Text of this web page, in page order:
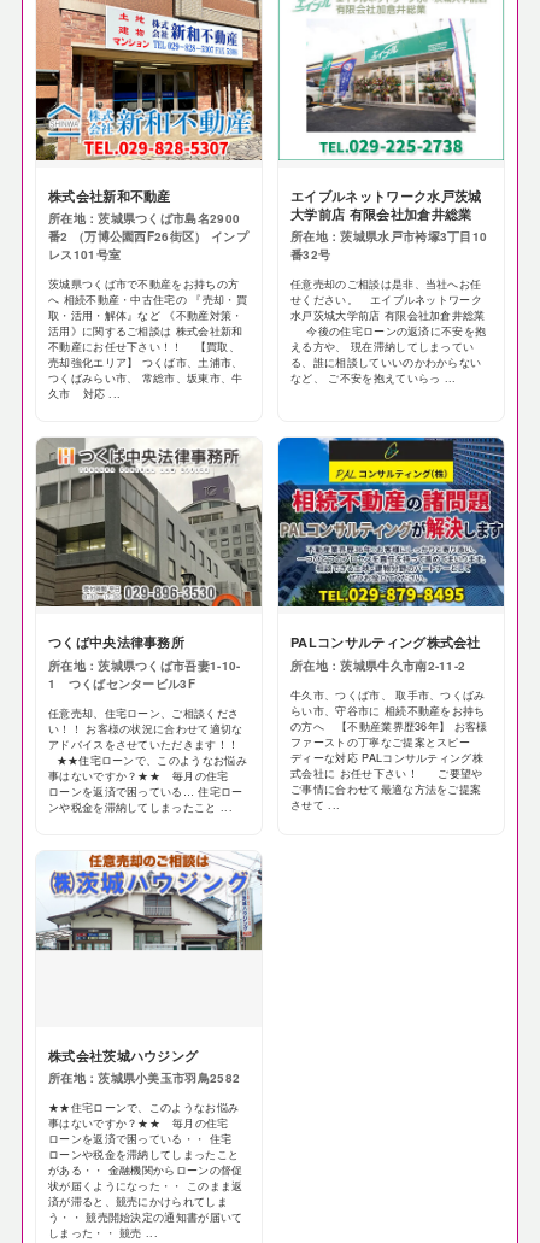
株式会社新和不動産
所在地：茨城県つくば市島名2900
番2 （万博公園西F26街区） インプ
レス101号室
茨城県つくば市で不動産をお持ちの方
へ 相続不動産・中古住宅の 『売却・買
取・活用・解体』など 《不動産対策・
活用》に関するご相談は 株式会社新和
不動産にお任せ下さい！！ 【買取、
売却強化エリア】 つくば市、土浦市、
つくばみらい市、 常総市、坂東市、牛
久市 対応 ...
エイブルネットワーク水戸茨城
大学前店 有限会社加倉井総業
所在地：茨城県水戸市袴塚3丁目10
番32号
任意売却のご相談は是非、当社へお任
せください。 エイブルネットワーク
水戸茨城大学前店 有限会社加倉井総業
今後の住宅ローンの返済に不安を抱
える方や、 現在滞納してしまってい
る、誰に相談していいのかわからない
など、 ご不安を抱えていらっ ...
つくば中央法律事務所
所在地：茨城県つくば市吾妻1-10-
1 つくばセンタービル3F
任意売却、住宅ローン、ご相談くださ
い！！ お客様の状況に合わせて適切な
アドバイスをさせていただきます！！
★★住宅ローンで、このようなお悩み
事はないですか？★★ 毎月の住宅
ローンを返済で困っている… 住宅ロー
ンや税金を滞納してしまったこと ...
PALコンサルティング株式会社
所在地：茨城県牛久市南2-11-2
牛久市、つくば市、 取手市、つくばみ
らい市、守谷市に 相続不動産をお持ち
の方へ 【不動産業界歴36年】 お客様
ファーストの丁寧なご提案とスピー
ディーな対応 PALコンサルティング株
式会社に お任せ下さい！ ご要望や
ご事情に合わせて最適な方法をご提案
させて ...
株式会社茨城ハウジング
所在地：茨城県小美玉市羽鳥2582
★★住宅ローンで、このようなお悩み
事はないですか？★★ 毎月の住宅
ローンを返済で困っている・・ 住宅
ローンや税金を滞納してしまったこと
がある・・ 金融機関からローンの督促
状が届くようになった・・ このまま返
済が滞ると、競売にかけられてしま
う・・ 競売開始決定の通知書が届いて
しまった・・ 競売 ...